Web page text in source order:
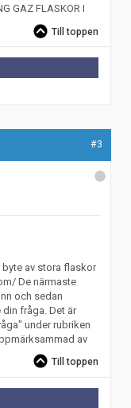
GAZ FLASKOR I
Till toppen
#3
av stora flaskor
De närmaste
och sedan
fråga. Det är
under rubriken
av
Till toppen